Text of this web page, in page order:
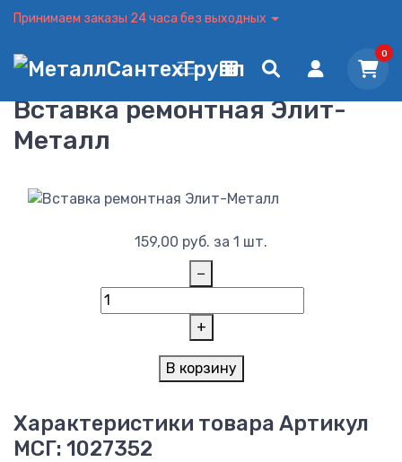
Принимаем заказы 24 часа без выходных
0
Вставка ремонтная Элит-
Металл
159,00 руб. за 1 шт.
−
+
В корзину
Характеристики товара Артикул
МСГ: 1027352